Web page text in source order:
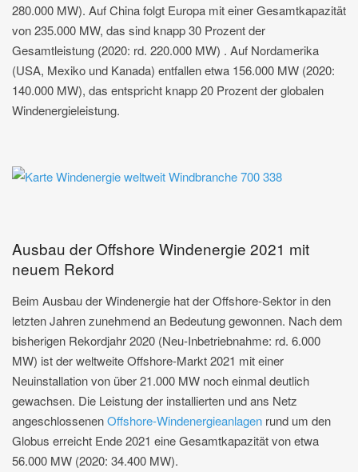
280.000 MW). Auf China folgt Europa mit einer Gesamtkapazität
von 235.000 MW, das sind knapp 30 Prozent der
Gesamtleistung (2020: rd. 220.000 MW) . Auf Nordamerika
(USA, Mexiko und Kanada) entfallen etwa 156.000 MW (2020:
140.000 MW), das entspricht knapp 20 Prozent der globalen
Windenergieleistung.
Ausbau der Offshore Windenergie 2021 mit
neuem Rekord
Beim Ausbau der Windenergie hat der Offshore-Sektor in den
letzten Jahren zunehmend an Bedeutung gewonnen. Nach dem
bisherigen Rekordjahr 2020 (Neu-Inbetriebnahme: rd. 6.000
MW) ist der weltweite Offshore-Markt 2021 mit einer
Neuinstallation von über 21.000 MW noch einmal deutlich
gewachsen. Die Leistung der installierten und ans Netz
angeschlossenenOffshore-Windenergieanlagen rund um den
Globus erreicht Ende 2021 eine Gesamtkapazität von etwa
56.000 MW (2020: 34.400 MW).